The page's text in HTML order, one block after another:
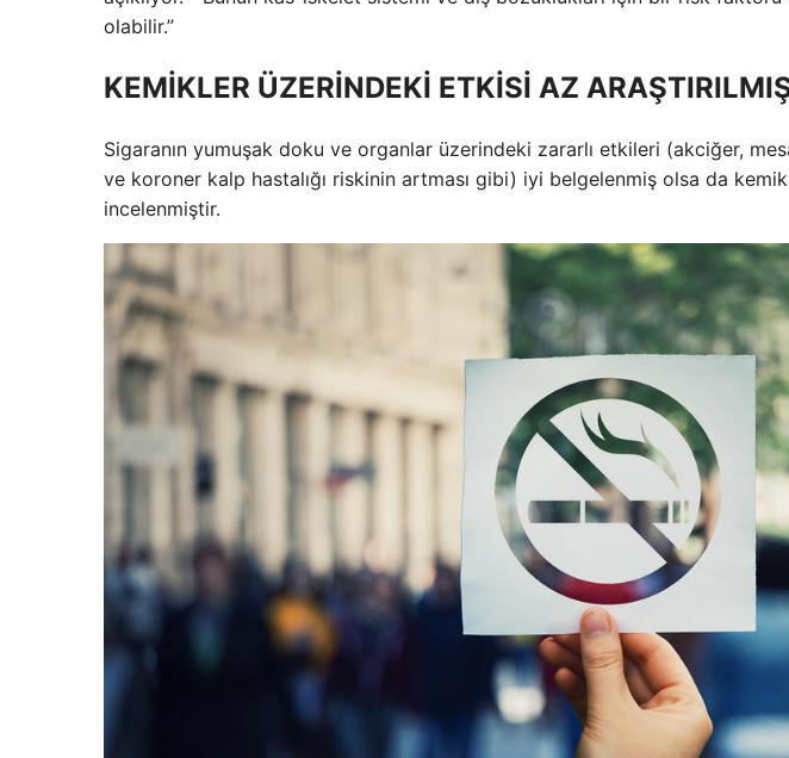
olabilir.”
KEMİKLER ÜZERİNDEKİ ETKİSİ AZ
Sigaranın yumuşak doku ve organlar üzerindeki zararlı etkileri (akciğer,
ve koroner kalp hastalığı riskinin artması gibi) iyi belgelenmiş olsa da
incelenmiştir.